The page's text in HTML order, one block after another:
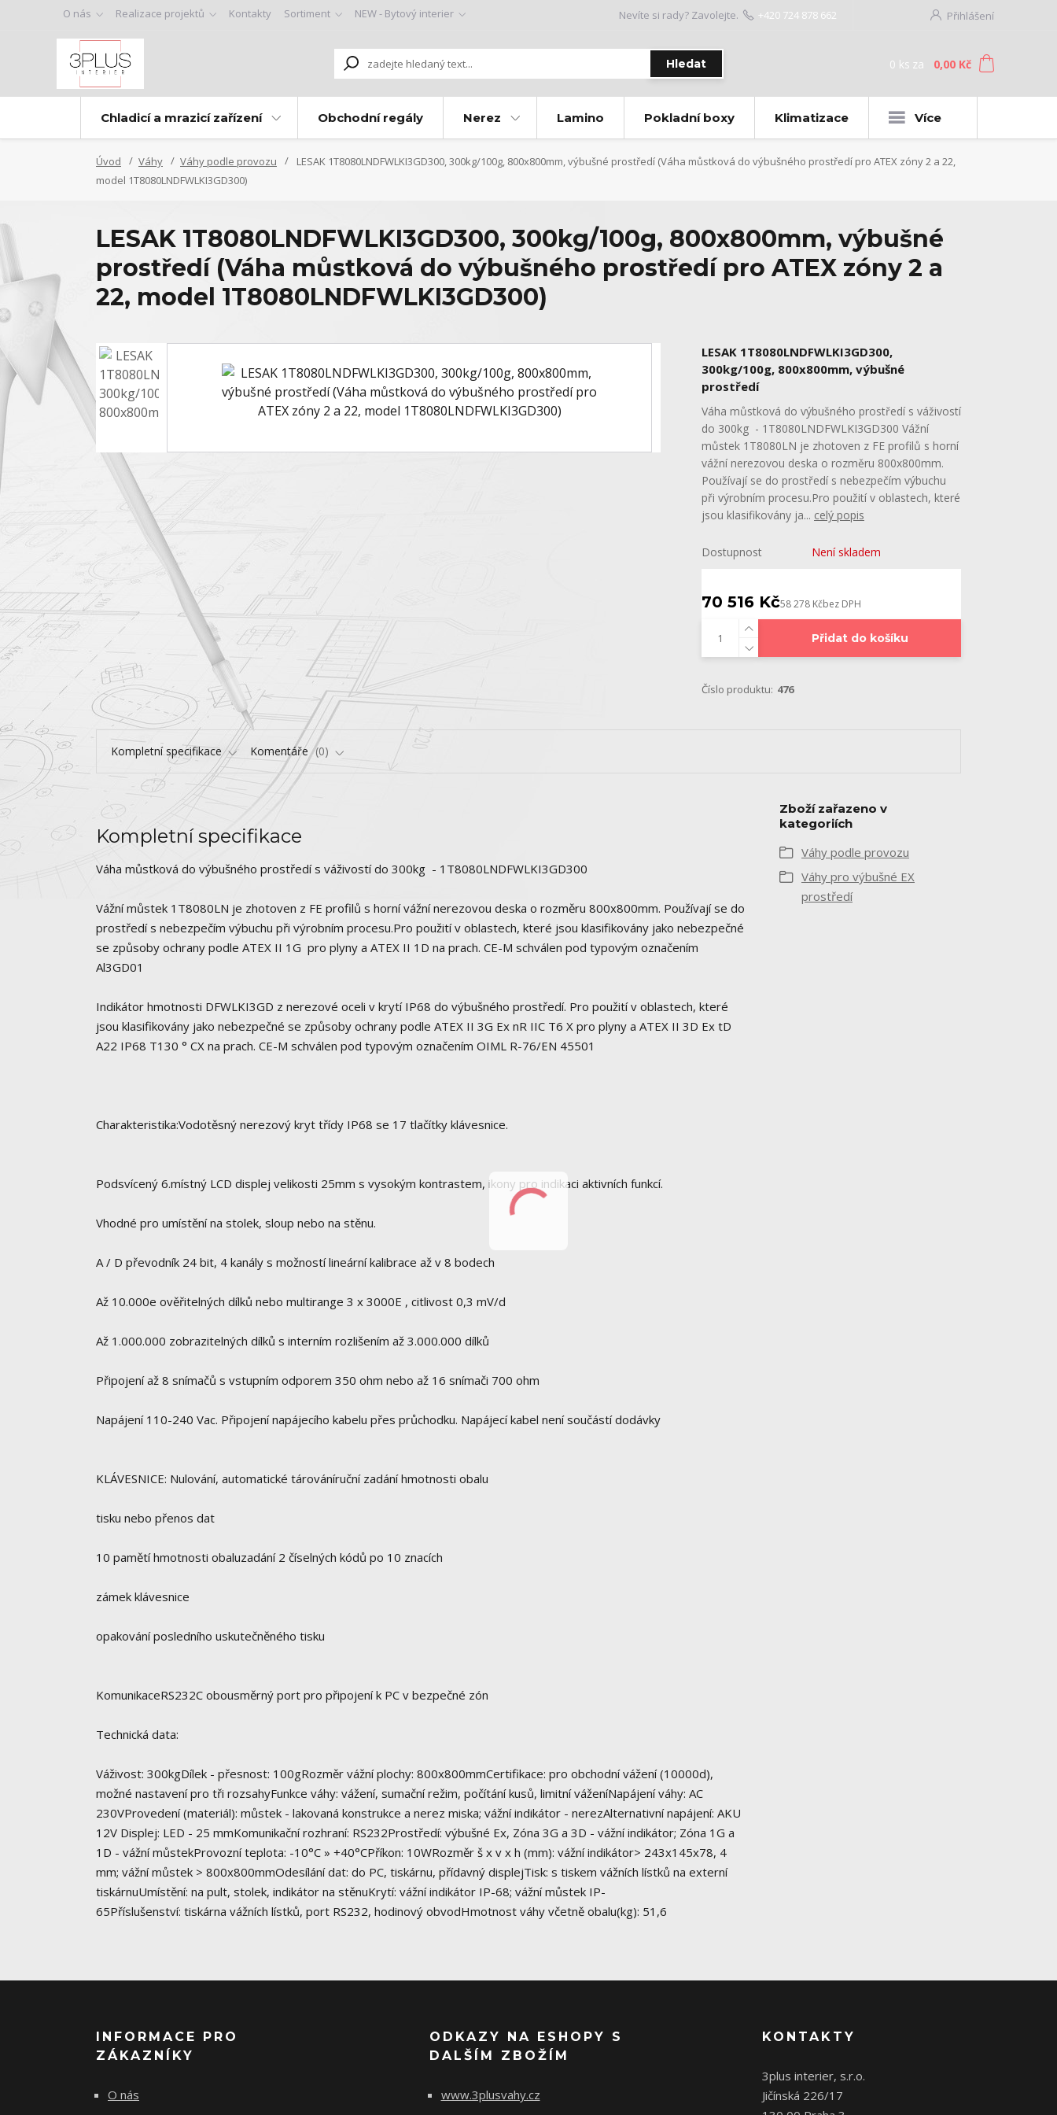
O nás Realizace projektů Kontakty Sortiment NEW - Bytový interier Přihlášení
Hledat
Nevíte si rady? Zavolejte. +420 724 878 662
0 ks za 0,00 Kč
Chladicí a mrazicí zařízení Obchodní regály Nerez Lamino Pokladní boxy Klimatizace Více
Úvod Váhy Váhy podle provozu
LESAK 1T8080LNDFWLKI3GD300, 300kg/100g, 800x800mm, výbušné prostředí (Váha můstková do výbušného prostředí pro ATEX zóny 2 a 22,
model 1T8080LNDFWLKI3GD300)
LESAK 1T8080LNDFWLKI3GD300, 300kg/100g, 800x800mm, výbušné
prostředí (Váha můstková do výbušného prostředí pro ATEX zóny 2 a
22, model 1T8080LNDFWLKI3GD300)
LESAK 1T8080LNDFWLKI3GD300,
300kg/100g, 800x800mm, výbušné
prostředí
Váha můstková do výbušného prostředí s váživostí
do 300kg - 1T8080LNDFWLKI3GD300 Vážní
můstek 1T8080LN je zhotoven z FE profilů s horní
vážní nerezovou deska o rozměru 800x800mm.
Používají se do prostředí s nebezpečím výbuchu
při výrobním procesu.Pro použití v oblastech, které
jsou klasifikovány ja... celý popis
Dostupnost Není skladem
70 516 Kč58 278 Kčbez DPH
Přidat do košíku
Číslo produktu: 476
Kompletní specifikace Komentáře 0
Kompletní specifikace
Váha můstková do výbušného prostředí s váživostí do 300kg - 1T8080LNDFWLKI3GD300
Vážní můstek 1T8080LN je zhotoven z FE profilů s horní vážní nerezovou deska o rozměru 800x800mm. Používají se do
prostředí s nebezpečím výbuchu při výrobním procesu.Pro použití v oblastech, které jsou klasifikovány jako nebezpečné
se způsoby ochrany podle ATEX II 1G pro plyny a ATEX II 1D na prach. CE-M schválen pod typovým označením
Al3GD01
Indikátor hmotnosti DFWLKI3GD z nerezové oceli v krytí IP68 do výbušného prostředí. Pro použití v oblastech, které
jsou klasifikovány jako nebezpečné se způsoby ochrany podle ATEX II 3G Ex nR IIC T6 X pro plyny a ATEX II 3D Ex tD
A22 IP68 T130 ° CX na prach. CE-M schválen pod typovým označením OIML R-76/EN 45501
Charakteristika:Vodotěsný nerezový kryt třídy IP68 se 17 tlačítky klávesnice.
Podsvícený 6.místný LCD displej velikosti 25mm s vysokým kontrastem, ikony pro indikaci aktivních funkcí.
Vhodné pro umístění na stolek, sloup nebo na stěnu.
A / D převodník 24 bit, 4 kanály s možností lineární kalibrace až v 8 bodech
Až 10.000e ověřitelných dílků nebo multirange 3 x 3000E , citlivost 0,3 mV/d
Až 1.000.000 zobrazitelných dílků s interním rozlišením až 3.000.000 dílků
Připojení až 8 snímačů s vstupním odporem 350 ohm nebo až 16 snímači 700 ohm
Napájení 110-240 Vac. Připojení napájecího kabelu přes průchodku. Napájecí kabel není součástí dodávky
KLÁVESNICE: Nulování, automatické tárováníruční zadání hmotnosti obalu
tisku nebo přenos dat
10 pamětí hmotnosti obaluzadání 2 číselných kódů po 10 znacích
zámek klávesnice
opakování posledního uskutečněného tisku
KomunikaceRS232C obousměrný port pro připojení k PC v bezpečné zón
Technická data:
Váživost: 300kgDílek - přesnost: 100gRozměr vážní plochy: 800x800mmCertifikace: pro obchodní vážení (10000d),
možné nastavení pro tři rozsahyFunkce váhy: vážení, sumační režim, počítání kusů, limitní váženíNapájení váhy: AC
230VProvedení (materiál): můstek - lakovaná konstrukce a nerez miska; vážní indikátor - nerezAlternativní napájení: AKU
12V Displej: LED - 25 mmKomunikační rozhraní: RS232Prostředí: výbušné Ex, Zóna 3G a 3D - vážní indikátor; Zóna 1G a
1D - vážní můstekProvozní teplota: -10°C » +40°CPříkon: 10WRozměr š x v x h (mm): vážní indikátor> 243x145x78, 4
mm; vážní můstek > 800x800mmOdesílání dat: do PC, tiskárnu, přídavný displejTisk: s tiskem vážních lístků na externí
tiskárnuUmístění: na pult, stolek, indikátor na stěnuKrytí: vážní indikátor IP-68; vážní můstek IP-
65Příslušenství: tiskárna vážních lístků, port RS232, hodinový obvodHmotnost váhy včetně obalu(kg): 51,6
Zboží zařazeno v
kategoriích
Váhy podle provozu
Váhy pro výbušné EX
prostředí
INFORMACE PRO
ZÁKAZNÍKY
O nás
ODKAZY NA ESHOPY S
DALŠÍM ZBOŽÍM
www.3plusvahy.cz
KONTAKTY
3plus interier, s.r.o.
Jičínská 226/17